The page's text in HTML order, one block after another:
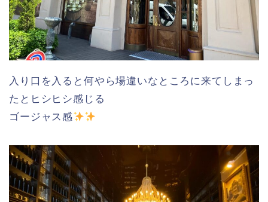
入り口を入ると何やら場違いなところに来てしまっ
たとヒシヒシ感じる
ゴージャス感